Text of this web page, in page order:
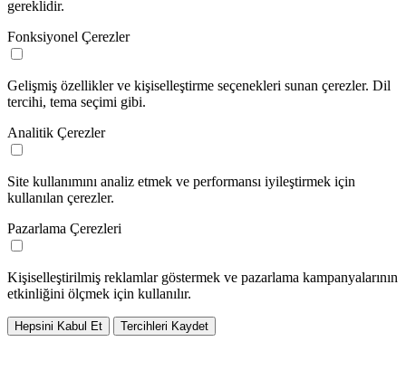
gereklidir.
Fonksiyonel Çerezler
Gelişmiş özellikler ve kişiselleştirme seçenekleri sunan çerezler. Dil
tercihi, tema seçimi gibi.
Analitik Çerezler
Site kullanımını analiz etmek ve performansı iyileştirmek için
kullanılan çerezler.
Pazarlama Çerezleri
Kişiselleştirilmiş reklamlar göstermek ve pazarlama kampanyalarının
etkinliğini ölçmek için kullanılır.
Hepsini Kabul Et Tercihleri Kaydet